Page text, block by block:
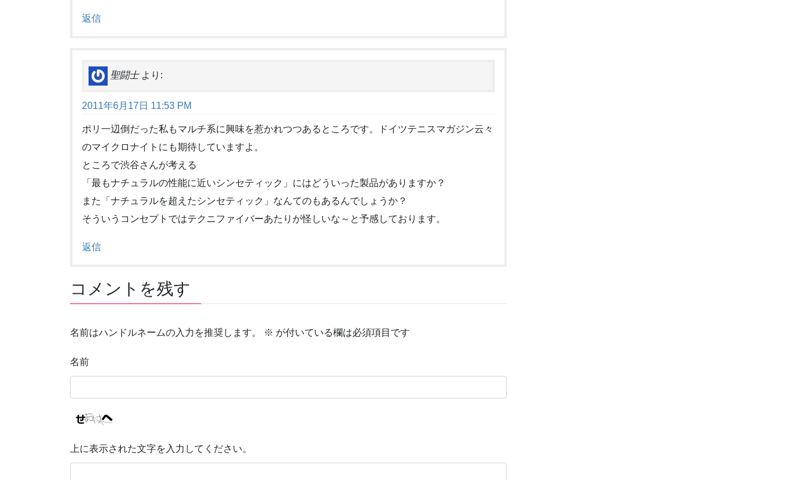
返信
聖闘士 より:
2011年6月17日 11:53 PM
ポリ一辺倒だった私もマルチ系に興味を惹かれつつあるところです。ドイツテニスマガジン云々
のマイクロナイトにも期待していますよ。
ところで渋谷さんが考える
「最もナチュラルの性能に近いシンセティック」にはどういった製品がありますか？
また「ナチュラルを超えたシンセティック」なんてのもあるんでしょうか？
そういうコンセプトではテクニファイバーあたりが怪しいな～と予感しております。
返信
コメントを残す
名前はハンドルネームの入力を推奨します。 ※ が付いている欄は必須項目です
名前
上に表示された文字を入力してください。